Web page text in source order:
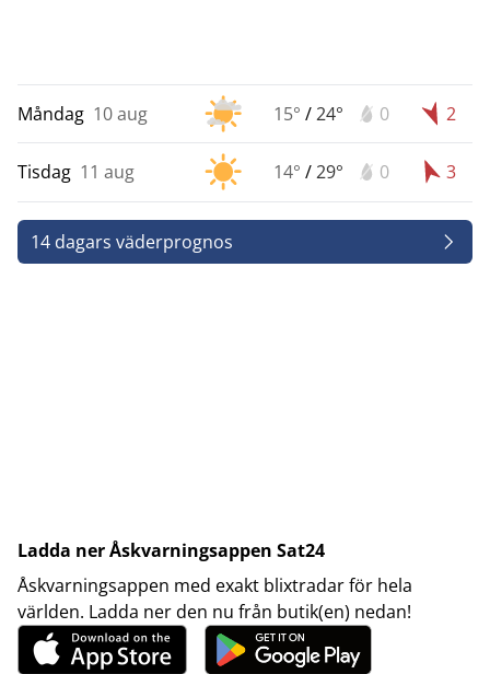
Måndag 10 aug 15° /24° 0 2
Tisdag 11 aug 14° /29° 0 3
14 dagars väderprognos
Ladda ner Åskvarningsappen Sat24
Åskvarningsappen med exakt blixtradar för hela
världen. Ladda ner den nu från butik(en) nedan!